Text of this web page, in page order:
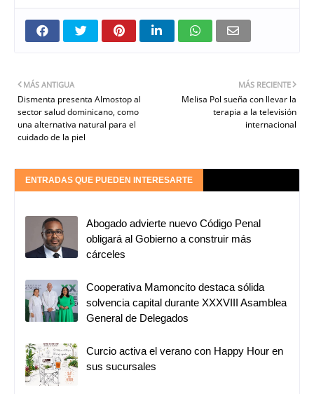
MÁS RECIENTE
Melisa Pol sueña con llevar la
terapia a la televisión
internacional
MÁS ANTIGUA
Dismenta presenta Almostop al
sector salud dominicano, como
una alternativa natural para el
cuidado de la piel
ENTRADAS QUE PUEDEN INTERESARTE
Abogado advierte nuevo Código Penal
obligará al Gobierno a construir más
cárceles
Cooperativa Mamoncito destaca sólida
solvencia capital durante XXXVIII Asamblea
General de Delegados
Curcio activa el verano con Happy Hour en
sus sucursales